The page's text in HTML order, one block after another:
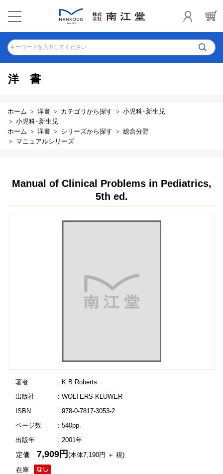
キーワードを入力してください
洋書
ホーム 洋書 カテゴリから探す
小児科･新生児
小児科･新生児
ホーム
洋書 シリーズから探す
総合分野
マニュアルシリーズ
Manual of Clinical Problems in Pediatrics,
5th ed.
著者
: K.B.Roberts
出版社
: WOLTERS KLUWER
ISBN
: 978-0-7817-3053-2
ページ数
: 540pp.
出版年
: 2001年
在庫
定価7,909円(本体7,190円 ＋ 税)